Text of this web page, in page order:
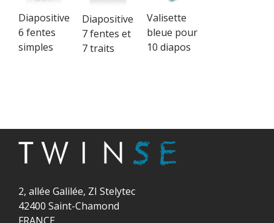
Diapositive
6 fentes
simples
Diapositive
7 fentes et
7 traits
Valisette
bleue pour
10 diapos
2, allée Galilée, ZI Stelytec
42400 Saint-Chamond